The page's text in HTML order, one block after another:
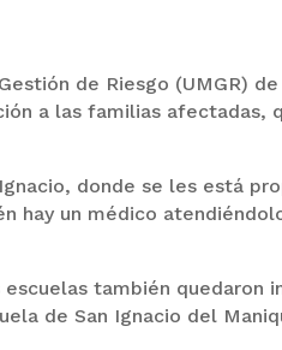
de Riesgo (UMGR) de
a las familias afectadas,
donde se les está
hay un médico
también quedaron
de San Ignacio del